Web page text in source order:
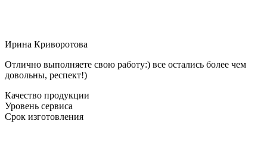
Ирина Криворотова
Отлично выполняете свою работу:) все остались более чем
довольны, респект!)
Качество продукции
Уровень сервиса
Срок изготовления